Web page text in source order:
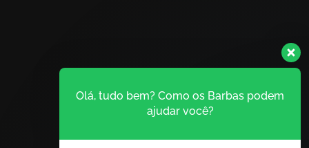
Olá, tudo bem? Como os Barbas podem
ajudar você?